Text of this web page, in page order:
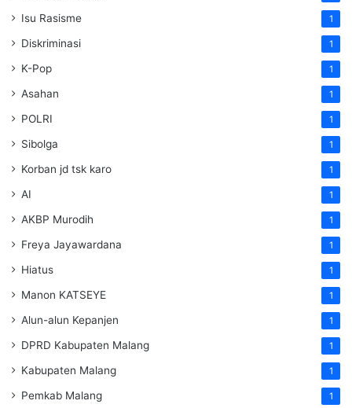
Isu Rasisme 1
Diskriminasi 1
K-Pop 1
Asahan 1
POLRI 1
Sibolga 1
Korban jd tsk karo 1
AI 1
AKBP Murodih 1
Freya Jayawardana 1
Hiatus 1
Manon KATSEYE 1
Alun-alun Kepanjen 1
DPRD Kabupaten Malang 1
Kabupaten Malang 1
Pemkab Malang 1